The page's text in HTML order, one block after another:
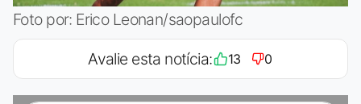
Foto por: Erico Leonan/saopaulofc
Avalie esta notícia: 13 0